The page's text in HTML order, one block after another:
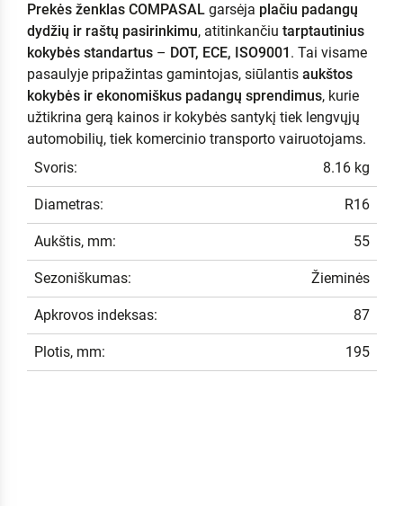
Prekės ženklas COMPASALgarsėja plačiu padangų
dydžių ir raštų pasirinkimu, atitinkančiu tarptautinius
kokybės standartus– DOT, ECE, ISO9001 . Tai visame
pasaulyje pripažintas gamintojas, siūlantis aukštos
kokybės ir ekonomiškus padangų sprendimus, kurie
užtikrina gerą kainos ir kokybės santykį tiek lengvųjų
automobilių, tiek komercinio transporto vairuotojams.
Svoris:
8.16 kg
Diametras: R16
Aukštis, mm: 55
Sezoniškumas: Žieminės
Apkrovos indeksas: 87
Plotis, mm: 195